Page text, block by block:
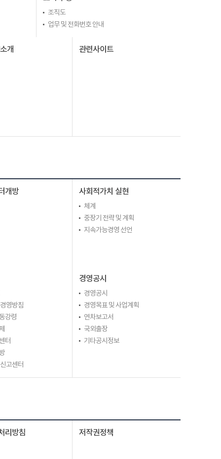
조직도
업무 및 전화번호 안내
개 관련사이트
개방 사회적가치 실현
체계
중장기 전략 및 계획
지속가능경영 선언
영방침
강령
터
고센터
경영공시
경영공시
경영목표 및 사업계획
연차보고서
국외출장
기타공시정보
리방침 저작권정책